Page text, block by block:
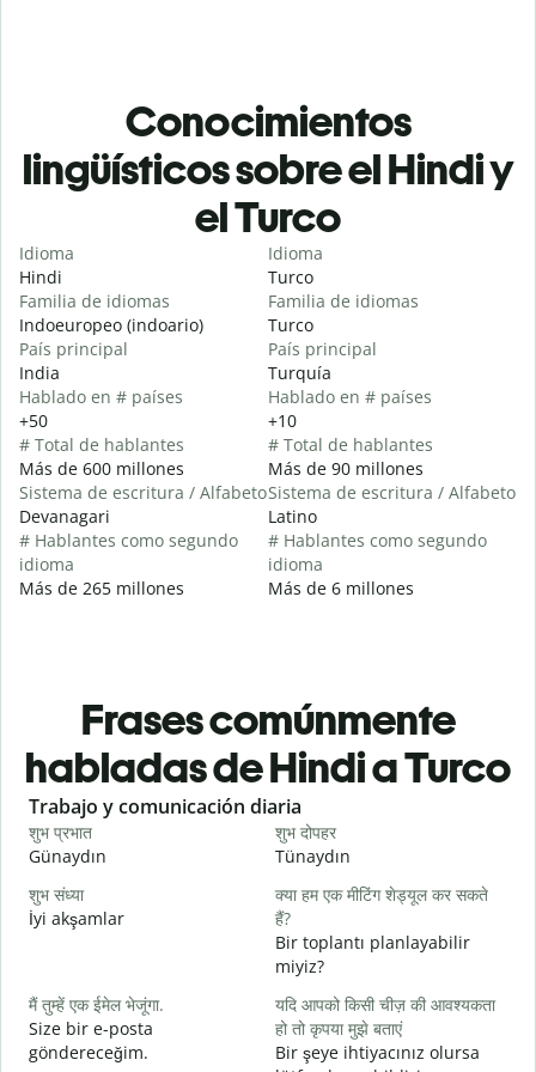
Conocimientos
lingüísticos sobre el Hindi y
el Turco
Idioma
Hindi
Familia de idiomas
Indoeuropeo (indoario)
País principal
India
Hablado en # países
+50
# Total de hablantes
Más de 600 millones
Sistema de escritura / Alfabeto
Devanagari
# Hablantes como segundo
idioma
Más de 265 millones
Idioma
Turco
Familia de idiomas
Turco
País principal
Turquía
Hablado en # países
+10
# Total de hablantes
Más de 90 millones
Sistema de escritura / Alfabeto
Latino
# Hablantes como segundo
idioma
Más de 6 millones
Frases comúnmente
habladas de Hindi a Turco
Slide 1 of 6
Trabajo y comunicación diaria
शुभ प्रभात
Günaydın
शुभ दोपहर
Tünaydın
शुभ संध्या
İyi akşamlar
क्या हम एक मीटिंग शेड्यूल कर सकते
हैं?
Bir toplantı planlayabilir
miyiz?
मैं तुम्हें एक ईमेल भेजूंगा.
Size bir e-posta
göndereceğim.
यदि आपको किसी चीज़ की आवश्यकता
हो तो कृपया मुझे बताएं
Bir şeye ihtiyacınız olursa